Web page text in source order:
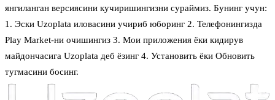
янгиланган версиясини кучиришингизни сураймиз. Бунинг учун:
1. Эски Uzoplata иловасини учириб юборинг 2. Телефонингизда
Play Market-ни очишингиз 3. Мои приложения ёки кидирув
майдончасига Uzoplata деб ёзинг 4. Установить ёки Обновить
тугмасини босинг.